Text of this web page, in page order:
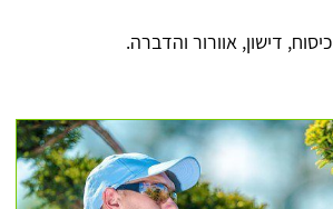
כיסוח, דישון, אוורור והדברה.